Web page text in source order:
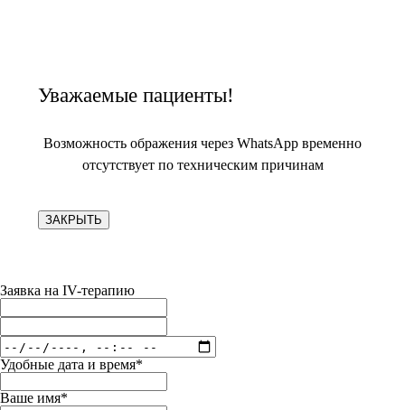
Уважаемые пациенты!
Возможность ображения через WhatsApp временно
отсутствует по техническим причинам
ЗАКРЫТЬ
Заявка на IV-терапию
Удобные дата и время*
Ваше имя*